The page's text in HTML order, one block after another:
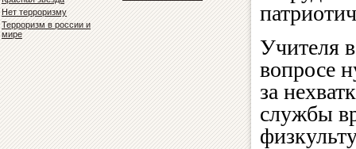
Нет терроризму
Терроризм в россии и
мире
Учителя
вопросе
за
службы